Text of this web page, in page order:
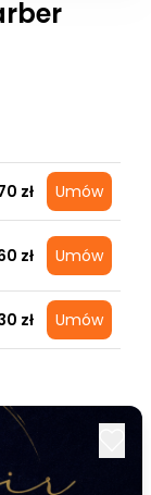
zł Umów
zł Umów
zł Umów